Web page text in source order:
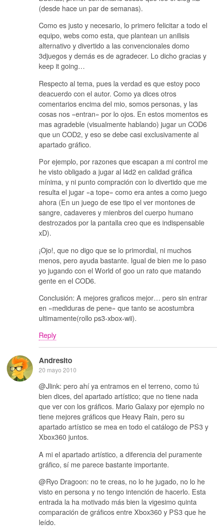
(desde hace un par de semanas).
Como es justo y necesario, lo primero felicitar a todo el
equipo, webs como esta, que plantean un anilisis
alternativo y divertido a las convencionales domo
3djuegos y demás es de agradecer. Lo dicho gracias y
keep it going…
Respecto al tema, pues la verdad es que estoy poco
deacuerdo con el autor. Como ya dices otros
comentarios encima del mio, somos personas, y las
cosas nos «entran» por lo ojos. En estos momentos es
mas agradeble (visualmente hablando) jugar un COD6
que un COD2, y eso se debe casi exclusivamente al
apartado gráfico.
Por ejemplo, por razones que escapan a mi control me
he visto obligado a jugar al l4d2 en calidad gráfica
mínima, y ni punto compración con lo divertido que me
resulta el jugar «a tope» como era antes a como juego
ahora (En un juego de ese tipo el ver montones de
sangre, cadaveres y mienbros del cuerpo humano
destrozados por la pantalla creo que es indispensable
xD).
¡Ojo!, que no digo que se lo primordial, ni muchos
menos, pero ayuda bastante. Igual de bien me lo paso
yo jugando con el World of goo un rato que matando
gente en el COD6.
Conclusión: A mejores graficos mejor… pero sin entrar
en «mediduras de pene» que tanto se acostumbra
ultimamente(rollo ps3-xbox-wii).
Reply
Andresito
20 mayo 2010
@Jlink: pero ahí ya entramos en el terreno, como tú
bien dices, del apartado artístico; que no tiene nada
que ver con los gráficos. Mario Galaxy por ejemplo no
tiene mejores gráficos que Heavy Rain, pero su
apartado artístico se mea en todo el catálogo de PS3 y
Xbox360 juntos.
A mi el apartado artístico, a diferencia del puramente
gráfico, sí me parece bastante importante.
@Ryo Dragoon: no te creas, no lo he jugado, no lo he
visto en persona y no tengo intención de hacerlo. Esta
entrada la ha motivado más bien la vigesimo quinta
comparación de gráficos entre Xbox360 y PS3 que he
leído.